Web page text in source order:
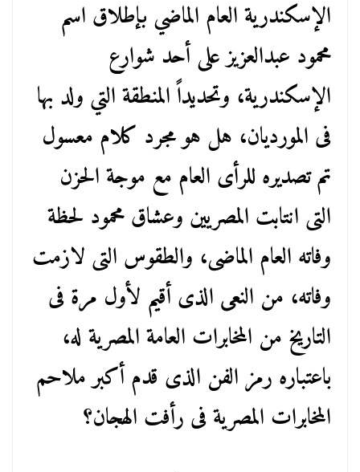
الإسكندرية العام الماضي بإطلاق اسم
محمود عبدالعزيز على أحد شوارع
الإسكندرية، وتحديداً المنطقة التي ولد بها
فى المورديان، هل هو مجرد كلام معسول
تم تصديره للرأى العام مع موجة الحزن
التى انتابت المصريين وعشاق محمود لحظة
وفاته العام الماضى، والطقوس التى لازمت
وفاته، من النعى الذى أقيم لأول مرة فى
التاريخ من المخابرات العامة المصرية له،
باعتباره رمز الفن الذى قدم أكبر ملاحم
المخابرات المصرية فى رأفت الهجان؟